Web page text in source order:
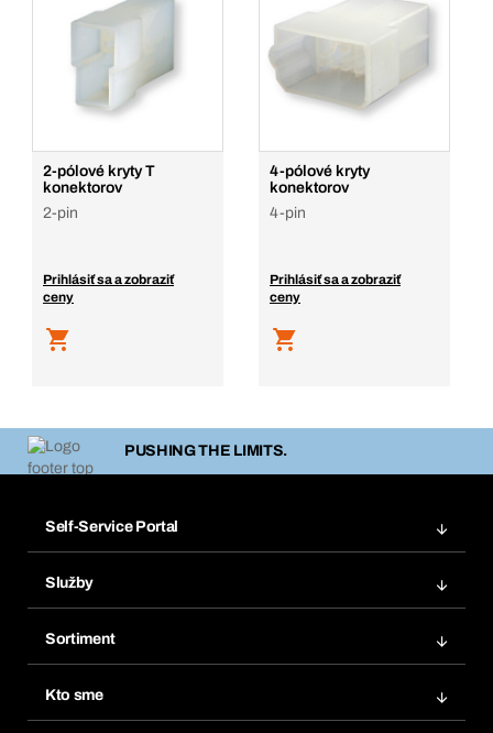
2-pólové kryty T
konektorov
2-pin
Prihlásiť sa a zobraziť
ceny
4-pólové kryty
konektorov
4-pin
Prihlásiť sa a zobraziť
ceny
PUSHING THE LIMITS.
Self-Service Portal
Obľúbené
Opakované objednávky
Predplatné
Služby
Chemická databáza
eProcurement
Sortiment
Kto sme